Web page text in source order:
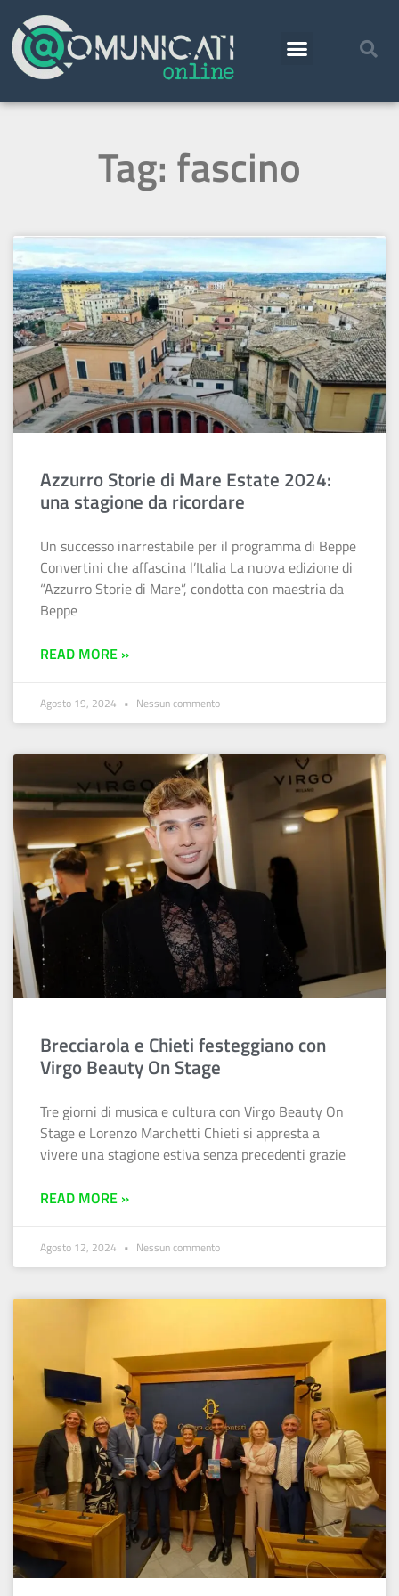
Tag: fascino
Azzurro Storie di Mare Estate 2024:
una stagione da ricordare
Un successo inarrestabile per il programma di Beppe
Convertini che affascina l’Italia La nuova edizione di
“Azzurro Storie di Mare”, condotta con maestria da
Beppe
READ MORE »
Agosto 19, 2024 Nessun commento
Brecciarola e Chieti festeggiano con
Virgo Beauty On Stage
Tre giorni di musica e cultura con Virgo Beauty On
Stage e Lorenzo Marchetti Chieti si appresta a
vivere una stagione estiva senza precedenti grazie
READ MORE »
Agosto 12, 2024 Nessun commento